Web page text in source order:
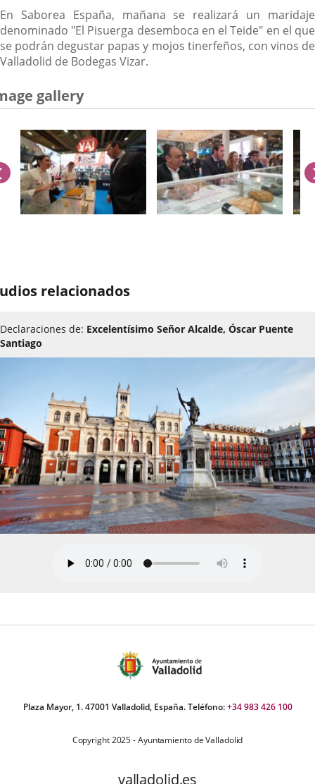
En Saborea España, mañana se realizará un maridaje
denominado "El Pisuerga desemboca en el Teide" en el que
se podrán degustar papas y mojos tinerfeños, con vinos de
Valladolid de Bodegas Vizar.
gallery
previus
relacionados
Declaraciones de: Excelentísimo Señor Alcalde, Óscar Puente
Santiago
Plaza Mayor, 1. 47001 Valladolid, España. Teléfono:+34 983 426 100
Copyright 2025 - Ayuntamiento de Valladolid
valladolid.es